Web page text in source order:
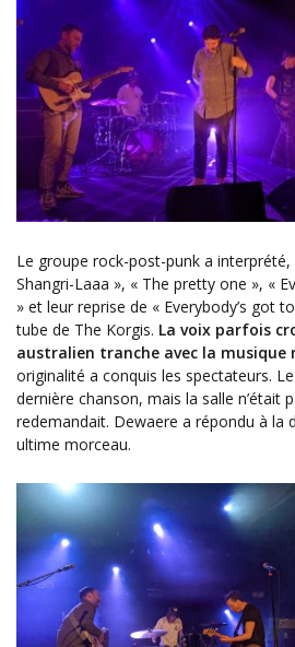
Le groupe rock-post-punk a
Shangri-Laaa », « The pretty one », «
» et leur reprise de « Everybody’s got
tube de The Korgis. La voix parfois
australien tranche avec la musique
originalité a conquis les spectateurs.
dernière chanson, mais la salle n’était
redemandait. Dewaere a répondu à la
ultime morceau.